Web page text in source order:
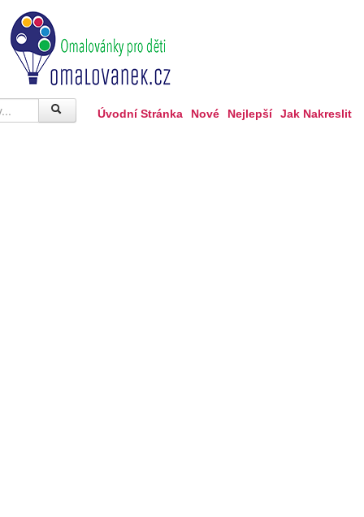
Úvodní Stránka Nové Nejlepší Jak Nakreslit